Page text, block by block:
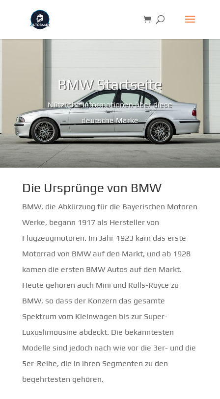
BMW Startseite
Nützliche Informationen über diese
deutsche Marke
Die Ursprünge von BMW
BMW, die Abkürzung für die Bayerischen Motoren
Werke, begann 1917 als Hersteller von
Flugzeugmotoren. Im Jahr 1923 kam das erste
Motorrad von BMW auf den Markt, und ab 1928
kamen die ersten BMW Autos auf den Markt.
Heute gehören auch Mini und Rolls-Royce zu
BMW, so dass der Konzern das gesamte
Spektrum vom Kleinwagen bis zur Super-
Luxuslimousine abdeckt. Die bekanntesten
Modelle sind jedoch nach wie vor die 3er- und die
5er-Reihe, die in ihren Segmenten zu den
begehrtesten gehören.